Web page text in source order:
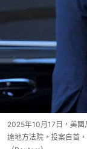
2025年10月17日，美
達地方法院，投案自首